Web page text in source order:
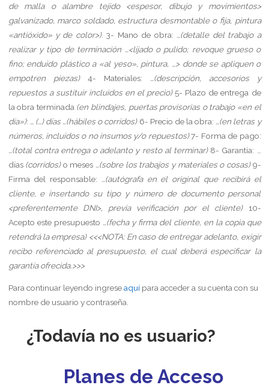
de malla o alambre tejido <espesor, dibujo y movimientos>
galvanizado, marco soldado, estructura desmontable o fija, pintura
«antióxido» y de color>).3- Mano de obra: …(detalle del trabajo a
realizar y tipo de terminación …<lijado o pulido; revoque grueso o
fino; enduido plástico a «al yeso», pintura, …> donde se apliquen o
empotren piezas)
4- Materiales: …(descripción, accesorios y
repuestos a sustituir incluidos en el precio) 5- Plazo de entrega de
la obra terminada (en blindajes, puertas provisorias o trabajo «en el
día»): … (…) días …(hábiles o corridos) 6- Precio de la obra: …(en letras y
números, incluidos o no insumos y/o repuestos) 7- Forma de pago:
…(total contra entrega o adelanto y resto al terminar) 8- Garantía: …
días (corridos)o meses …(sobre los trabajos y materiales o cosas) 9-
Firma del responsable: …(autógrafa en el original que recibirá el
cliente, e insertando su tipo y número de documento personal
<preferentemente DNI>, previa verificación por el cliente)
10-
Acepto este presupuesto …(fecha y firma del cliente, en la copia que
retendrá la empresa) <<<NOTA:En caso de entregar adelanto, exigir
recibo referenciado al presupuesto, el cual deberá especificar la
garantía ofrecida.>>>
Para continuar leyendo ingreseaquípara acceder a su cuenta con su
nombre de usuario y contraseña.
¿Todavía no es usuario?
Planes de Acceso